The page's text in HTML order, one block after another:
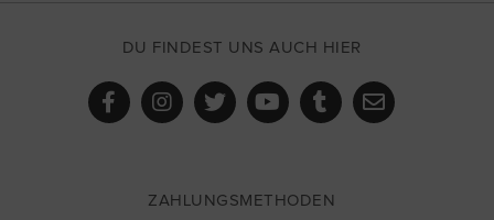
DU FINDEST UNS AUCH HIER
ZAHLUNGSMETHODEN